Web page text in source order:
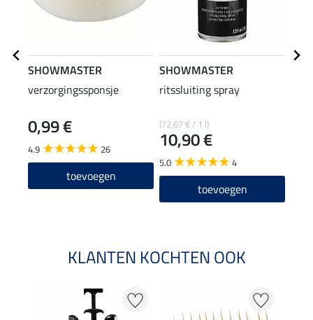
SHOWMASTER
verzorgingssponsje
0,99 €
4.9 26
toevoegen
SHOWMASTER
ritssluiting spray
(72,67 € / 1 l)
10,90 €
5.0 4
toevoegen
KLANTEN KOCHTEN OOK